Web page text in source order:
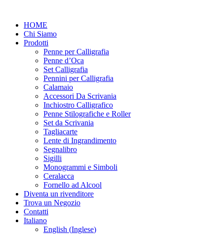
contenutoHOME
Chi Siamo
Prodotti
Penne per Calligrafia
Penne d’Oca
Set Calligrafia
Pennini per Calligrafia
Calamaio
Accessori Da Scrivania
Inchiostro Calligrafico
Penne Stilografiche e Roller
Set da Scrivania
Tagliacarte
Lente di Ingrandimento
Segnalibro
Sigilli
Monogrammi e Simboli
Ceralacca
Fornello ad Alcool
Diventa un rivenditore
Trova un Negozio
Contatti
Italiano
English (Inglese)